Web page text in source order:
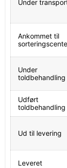
Under
Ankommet til
Under
toldbehandling
Udført
toldbehandling
Ud til levering
Leveret